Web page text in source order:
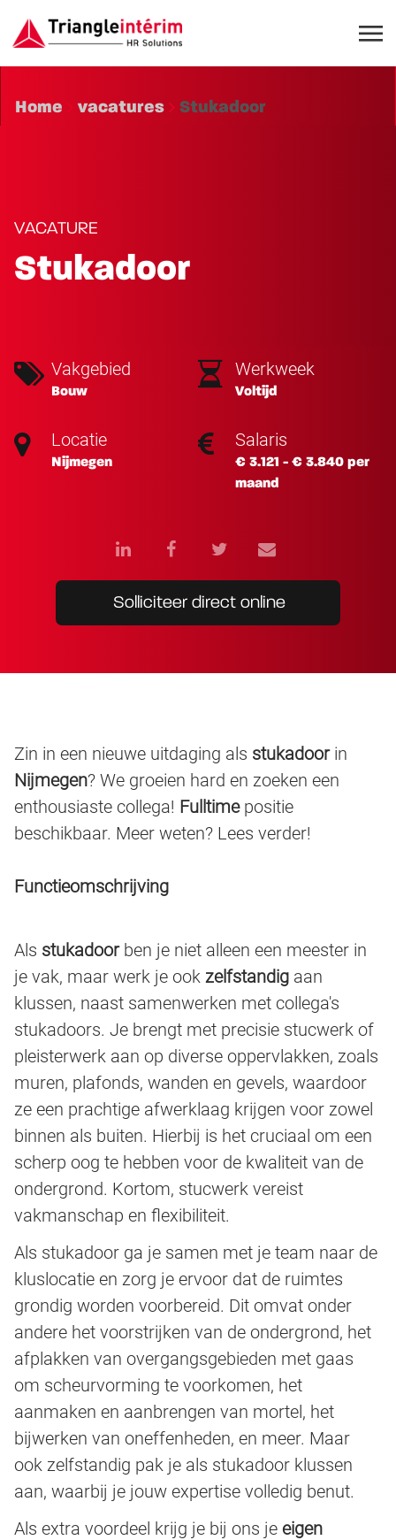
Home vacatures Stukadoor
VACATURE
Stukadoor
Vakgebied
Bouw
Werkweek
Voltijd
Locatie
Nijmegen
Salaris
€ 3.121 - € 3.840 per
maand
Solliciteer direct online
Zin in een nieuwe uitdaging als stukadoorin
Nijmegen? We groeien hard en zoeken een
enthousiaste collega! Fulltimepositie
beschikbaar. Meer weten? Lees verder!
Functieomschrijving
Als stukadoorben je niet alleen een meester in
je vak, maar werk je ook zelfstandig aan
klussen, naast samenwerken met collega's
stukadoors. Je brengt met precisie stucwerk of
pleisterwerk aan op diverse oppervlakken, zoals
muren, plafonds, wanden en gevels, waardoor
ze een prachtige afwerklaag krijgen voor zowel
binnen als buiten. Hierbij is het cruciaal om een
scherp oog te hebben voor de kwaliteit van de
ondergrond. Kortom, stucwerk vereist
vakmanschap en flexibiliteit.
Als stukadoor ga je samen met je team naar de
kluslocatie en zorg je ervoor dat de ruimtes
grondig worden voorbereid. Dit omvat onder
andere het voorstrijken van de ondergrond, het
afplakken van overgangsgebieden met gaas
om scheurvorming te voorkomen, het
aanmaken en aanbrengen van mortel, het
bijwerken van oneffenheden, en meer. Maar
ook zelfstandig pak je als stukadoor klussen
aan, waarbij je jouw expertise volledig benut.
Als extra voordeel krijg je bij ons je eigen